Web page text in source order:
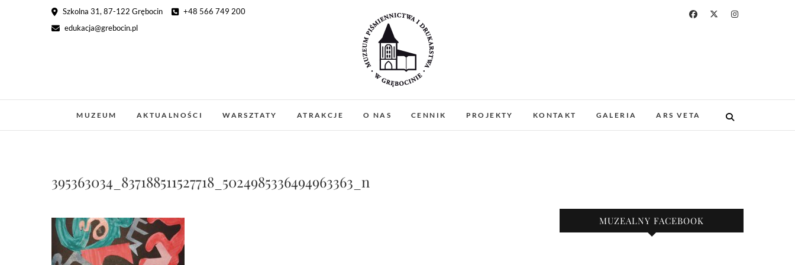
Szkolna 31, 87-122 Grębocin
+48 566 749 200
edukacja@grebocin.pl
Muzeum Piśmiennictwa i Drukarstwa w
Grębocinie
WARSZTATY I POKAZY.
MUZEUM AKTUALNOŚCI WARSZTATY ATRAKCJE O NAS CENNIK PROJEKTY KONTAKT GALERIA ARS VETA
395363034_837188511527718_5024985336494963363_n
MUZEALNY FACEBOOK